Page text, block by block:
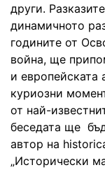
други.
динамичното
годините от
война, ще
и европейската
куриозни
от най-
беседата ще
автор на
„Исторически